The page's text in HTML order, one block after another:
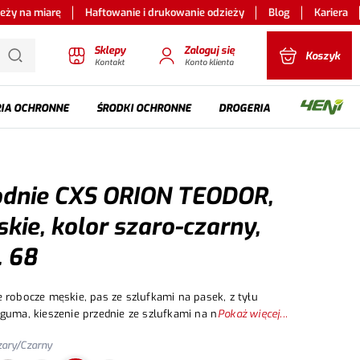
na miarę Haftowanie i drukowanie odzieży Blog Kariera
Sklepy
Kontakt
Zaloguj się
Konto klienta Koszyk
OCHRONNE ŚRODKI OCHRONNE DROGERIA
CXS ORION TEODOR,
kolor szaro-czarny,
68
600D z możliwością włożenia nakolanników, dwie
Pokaż więcej...
Czarny